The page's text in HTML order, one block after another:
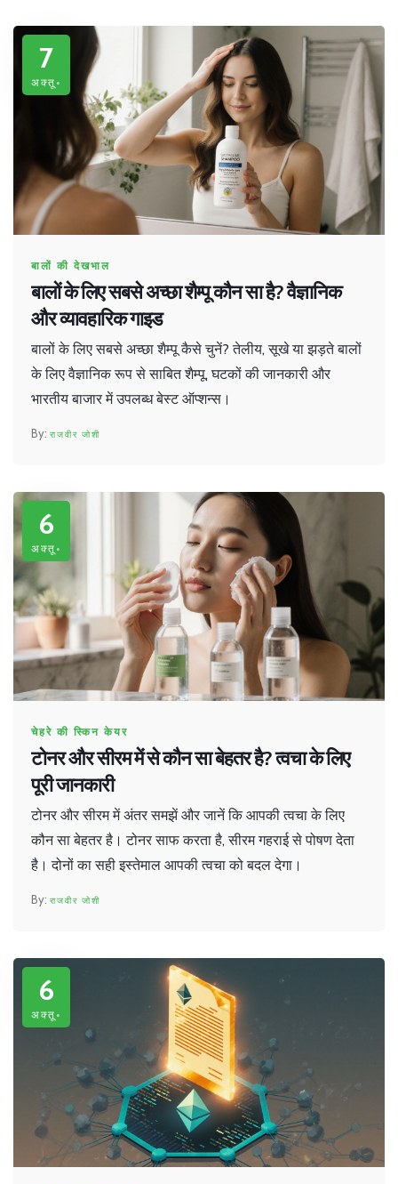
7
अक्तू॰
बालों की देखभाल
बालों के लिए सबसे अच्छा शैम्पू कौन सा है? वैज्ञानिक
और व्यावहारिक गाइड
बालों के लिए सबसे अच्छा शैम्पू कैसे चुनें? तेलीय, सूखे या झड़ते बालों
के लिए वैज्ञानिक रूप से साबित शैम्पू, घटकों की जानकारी और
भारतीय बाजार में उपलब्ध बेस्ट ऑप्शन्स।
राजवीर जोशी
6
अक्तू॰
चेहरे की स्किन केयर
टोनर और सीरम में से कौन सा बेहतर है? त्वचा के लिए
पूरी जानकारी
टोनर और सीरम में अंतर समझें और जानें कि आपकी त्वचा के लिए
कौन सा बेहतर है। टोनर साफ करता है, सीरम गहराई से पोषण देता
है। दोनों का सही इस्तेमाल आपकी त्वचा को बदल देगा।
राजवीर जोशी
6
अक्तू॰